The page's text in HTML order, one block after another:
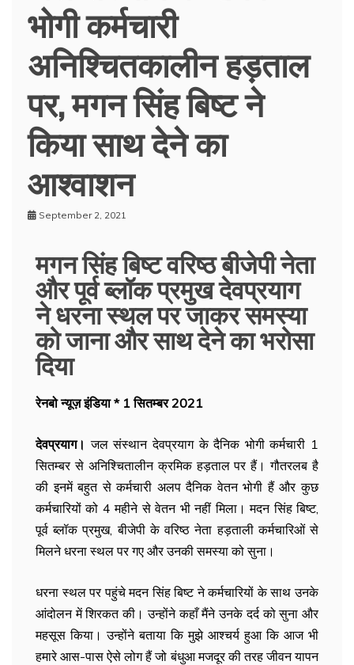
भोगी कर्मचारी
अनिश्चितकालीन हड़ताल
पर, मगन सिंह बिष्ट ने
किया साथ देने का
आश्वाशन
September 2, 2021
मगन सिंह बिष्ट वरिष्ठ बीजेपी नेता
और पूर्व ब्लॉक प्रमुख देवप्रयाग
ने धरना स्थल पर जाकर समस्या
को जाना और साथ देने का भरोसा
दिया
रेनबो न्यूज़ इंडिया * 1 सितम्बर 2021
देवप्रयाग। जल संस्थान देवप्रयाग के दैनिक भोगी कर्मचारी 1
सितम्बर से अनिश्चितालीन क्रमिक हड़ताल पर हैं। गौतरलब है
की इनमें बहुत से कर्मचारी अलप दैनिक वेतन भोगी हैं और कुछ
कर्मचारियों को 4 महीने से वेतन भी नहीं मिला। मदन सिंह बिष्ट,
पूर्व ब्लॉक प्रमुख, बीजेपी के वरिष्ठ नेता हड़ताली कर्मचारिओं से
मिलने धरना स्थल पर गए और उनकी समस्या को सुना।
धरना स्थल पर पहुंचे मदन सिंह बिष्ट ने कर्मचारियों के साथ उनके
आंदोलन में शिरकत की। उन्होंने कहाँ मैंने उनके दर्द को सुना और
महसूस किया। उन्होंने बताया कि मुझे आश्चर्य हुआ कि आज भी
हमारे आस-पास ऐसे लोग हैं जो बंधुआ मजदूर की तरह जीवन यापन